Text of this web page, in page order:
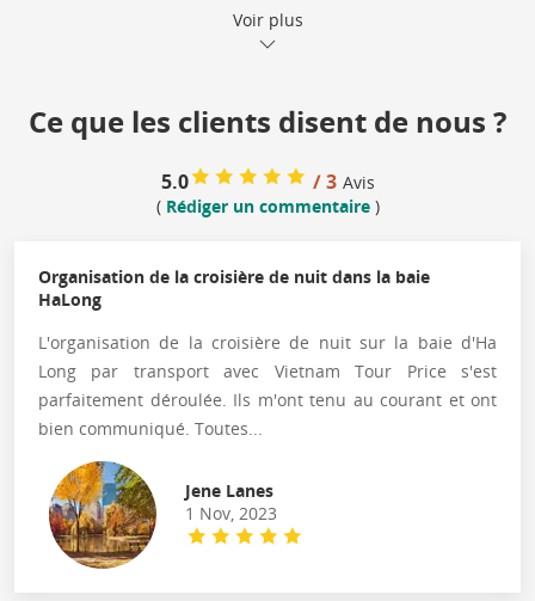
Voir plus
Ce que les clients disent de nous ?
5.0 / 3 Avis
( Rédiger un commentaire)
Organisation de la croisière de nuit dans la baie
HaLong
L'organisation de la croisière de nuit sur la baie d'Ha
Long par transport avec Vietnam Tour Price s'est
parfaitement déroulée. Ils m'ont tenu au courant et ont
bien communiqué. Toutes...
Jene Lanes
1 Nov, 2023